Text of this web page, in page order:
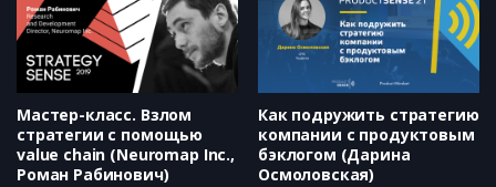
Мастер-класс. Взлом
стратегии с помощью
value chain (Neuromap Inc.,
Роман Рабинович)
Как подружить стратегию
компании с продуктовым
бэклогом (Дарина
Осмоловская)